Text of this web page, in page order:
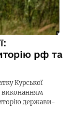
рф та
Курської
виконанням
держави-